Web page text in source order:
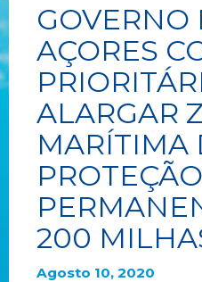
GOVERNO
AÇORES
ALARGAR
MARÍTIMA
PROTEÇÃO
200
Agosto 10, 2020